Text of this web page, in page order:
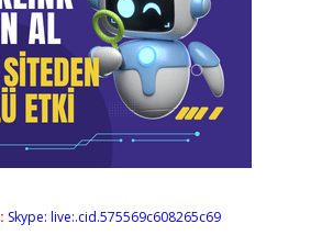
Skype: live:.cid.575569c608265c69